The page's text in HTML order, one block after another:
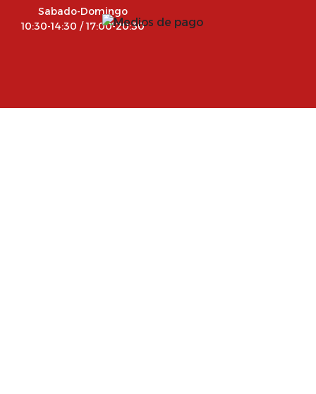
Sabado-Domingo
10:30-14:30 / 17:00-20:30